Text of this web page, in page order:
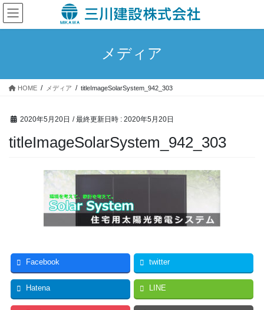
コ
ン
テ
ス
ナ
ビ
ゲ
ン
メディア
HOME メディア titleImageSolarSystem_942_303
2020年5月20日 / 最終更新日時 : 2020年5月20日
titleImageSolarSystem_942_303
Facebook twitter
Hatena LINE